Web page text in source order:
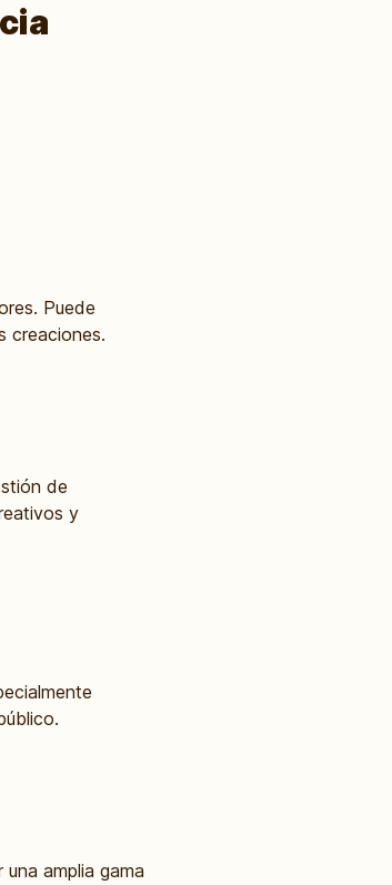
Puede
creaciones.
de
y
amplia gama